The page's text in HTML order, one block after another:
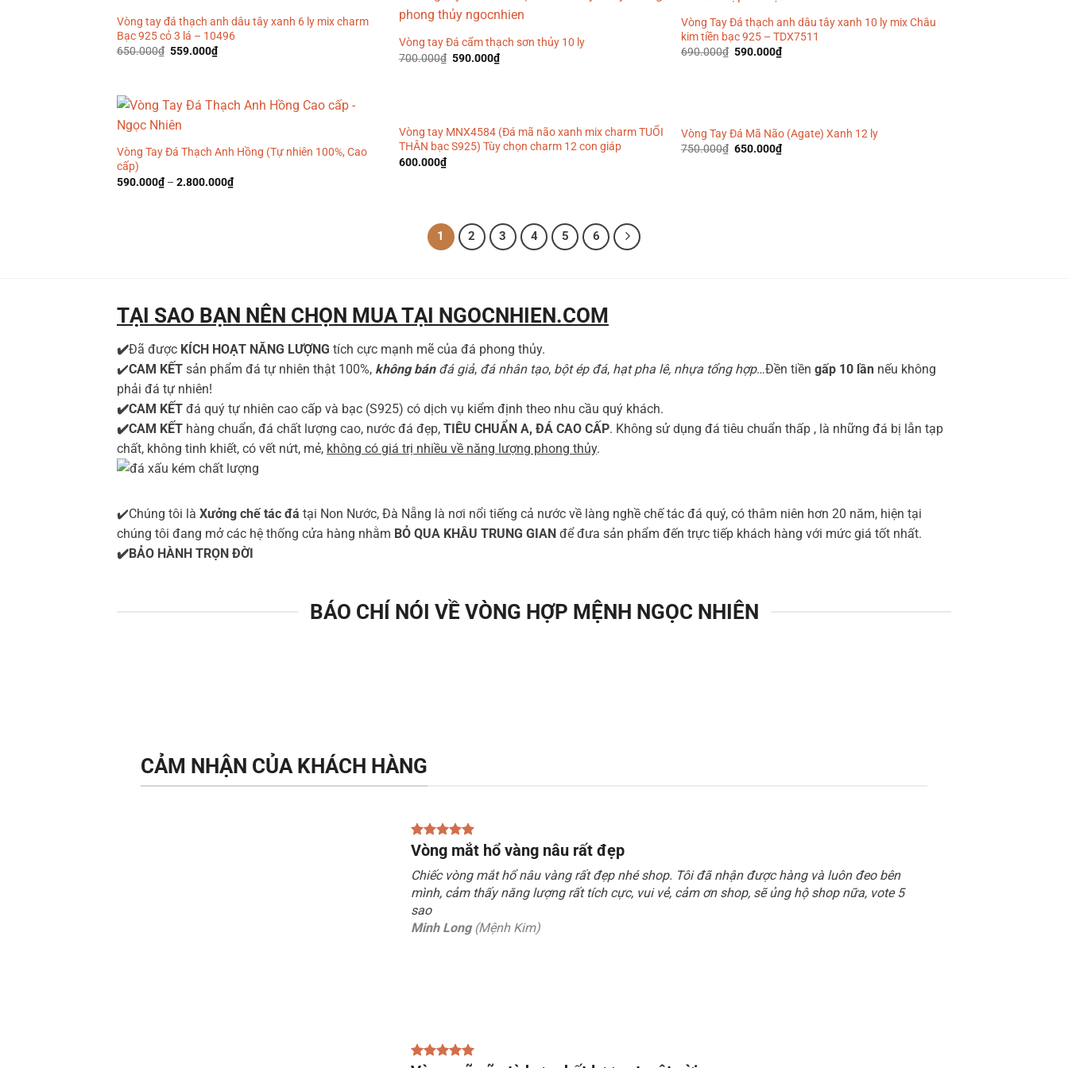
Vòng tay đá thạch anh dâu tây xanh 6 ly mix charm
Bạc 925 cỏ 3 lá – 10496
650.000₫ Giá
559.000₫Giá
hiện
Vòng tay Đá cẩm thạch sơn thủy 10 ly
700.000₫ Giá
590.000₫Giá
hiện
Vòng Tay Đá thạch anh dâu tây xanh 10 ly mix Châu
kim tiền bạc 925 – TDX7511
690.000₫ Giá
590.000₫Giá
hiện
Vòng Tay Đá Thạch Anh Hồng (Tự nhiên 100%, Cao
cấp)
590.000₫– 2.800.000₫
Vòng tay MNX4584 (Đá mã não xanh mix charm TUỔI
THÂN bạc S925) Tùy chọn charm 12 con giáp
600.000₫
Vòng Tay Đá Mã Não (Agate) Xanh 12 ly
750.000₫ Giá
650.000₫Giá
hiện
1 2 3 4 5 6
TẠI SAO BẠN NÊN CHỌN MUA TẠI NGOCNHIEN.COM
✔️Đã được KÍCH HOẠT NĂNG LƯỢNG tích cực mạnh mẽ của đá phong thủy.
✔️CAM KẾT sản phẩm đá tự nhiên thật 100%, không bán đá giả, đá nhân tạo, bột ép đá, hạt pha lê, nhựa tổng hợp…Đền tiền gấp 10 lần nếu không
phải đá tự nhiên!
✔️CAM KẾT đá quý tự nhiên cao cấp và bạc (S925) có dịch vụ kiểm định theo nhu cầu quý khách.
✔️CAM KẾT hàng chuẩn, đá chất lượng cao, nước đá đẹp, TIÊU CHUẨN A, ĐÁ CAO CẤP. Không sử dụng đá tiêu chuẩn thấp , là những đá bị lẫn tạp
chất, không tinh khiết, có vết nứt, mẻ, không có giá trị nhiều về năng lượng phong thủy.
✔️Chúng tôi là Xưởng chế tác đá tại Non Nước, Đà Nẵng là nơi nổi tiếng cả nước về làng nghề chế tác đá quý, có thâm niên hơn 20 năm, hiện tại
chúng tôi đang mở các hệ thống cửa hàng nhằm BỎ QUA KHÂU TRUNG GIAN để đưa sản phẩm đến trực tiếp khách hàng với mức giá tốt nhất.
✔️BẢO HÀNH TRỌN ĐỜI
BÁO CHÍ NÓI VỀ VÒNG HỢP MỆNH NGỌC NHIÊN
CẢM NHẬN CỦA KHÁCH HÀNG
Vòng mắt hổ vàng nâu rất đẹp
Chiếc vòng mắt hổ nâu vàng rất đẹp nhé shop. Tôi đã nhận được hàng và luôn đeo bên
mình, cảm thấy năng lượng rất tích cực, vui vẻ, cảm ơn shop, sẽ ủng hộ shop nữa, vote 5
sao
Minh Long (Mệnh Kim)